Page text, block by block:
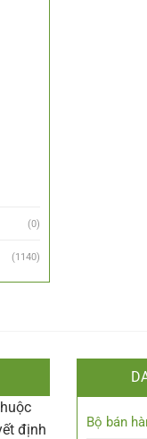
(0)
(1140)
định
Bộ bán